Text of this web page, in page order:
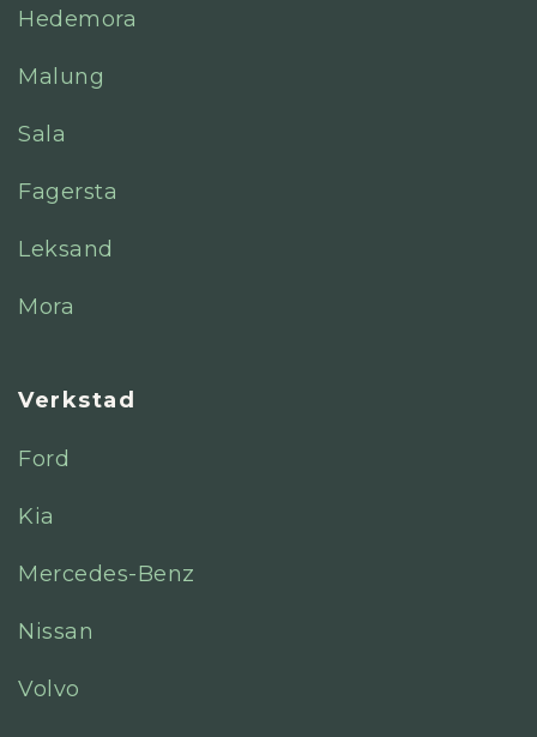
Hedemora
Malung
Sala
Fagersta
Leksand
Mora
Verkstad
Ford
Kia
Mercedes-Benz
Nissan
Volvo